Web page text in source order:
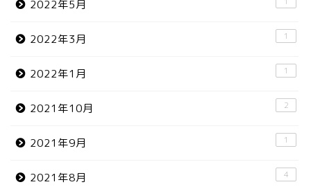
2022年5月
2022年3月 1
2022年1月 1
2021年10月 2
2021年9月 1
2021年8月 4